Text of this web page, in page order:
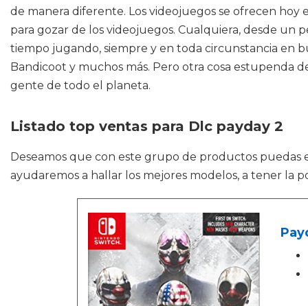
de manera diferente. Los videojuegos se ofrecen
para gozar de los videojuegos. Cualquiera, desde un
tiempo jugando, siempre y en toda circunstancia en
Bandicoot y muchos más. Pero otra cosa
gente de todo el planeta.
Listado top ventas para Dlc payday 2
Deseamos que con este grupo de productos
ayudaremos a hallar los mejores modelos, a tener la